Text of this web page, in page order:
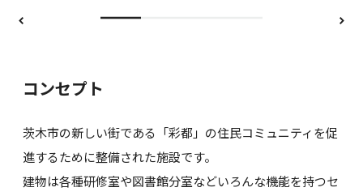
コンセプト
茨木市の新しい街である「彩都」の住民コミュニティを促
進するために整備された施設です。
建物は各種研修室や図書館分室などいろんな機能を持つセ